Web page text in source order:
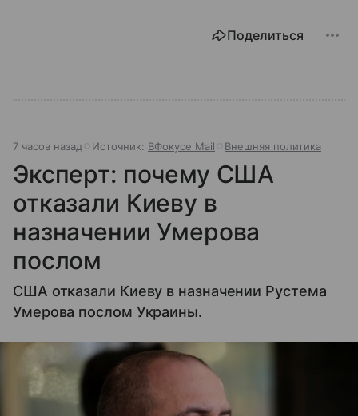
Поделиться
7 часов назад Источник: ВФокусе Mail Внешняя политика
Эксперт: почему США
отказали Киеву в
назначении Умерова
послом
США отказали Киеву в назначении Рустема
Умерова послом Украины.